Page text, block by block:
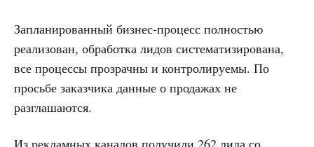
Запланированный бизнес-процесс полностью
реализован, обработка лидов систематизирована,
все процессы прозрачны и контролируемы. По
просьбе заказчика данные о продажах не
разглашаются.
Из рекламных каналов получили 262 лида со